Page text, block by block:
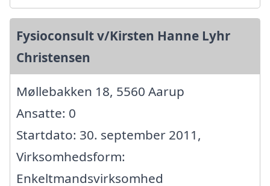
Fysioconsult v/Kirsten Hanne Lyhr
Christensen
Møllebakken 18, 5560 Aarup
Ansatte: 0
Startdato: 30. september 2011,
Virksomhedsform:
Enkeltmandsvirksomhed